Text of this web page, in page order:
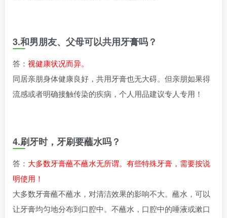
3.和男朋友、父母可以共用牙膏吗？
答： 视健康状况而异。
同居亲朋身体健康良好，共用牙膏也无大碍。但亲朋如果得
流感或者明确接触传染的疾病，个人用品建议专人专用！
4.刷牙时，牙刷要蘸水吗？
答： 大多数牙膏蘸不蘸水无所谓。有些特殊牙膏，需要按说
明使用！
大多数牙膏蘸不蘸水，对清洁效果的影响不大。蘸水，可以
让牙膏均匀地分布到口腔中。不蘸水，口腔中的唾液或漱口